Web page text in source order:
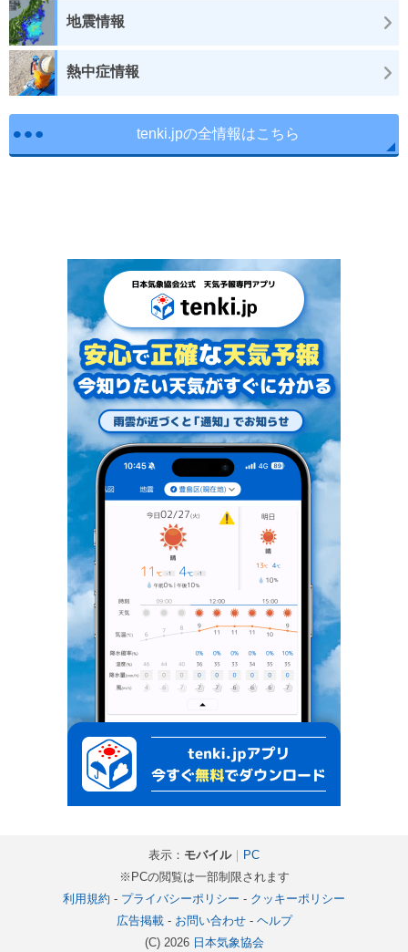
地震情報
熱中症情報
tenki.jpの全情報はこちら
表示： モバイル｜
PC
※PCの閲覧は一部制限されます
利用規約 - プライバシーポリシー - クッキーポリシー
広告掲載- お問い合わせ- ヘルプ
(C) 2026 日本気象協会